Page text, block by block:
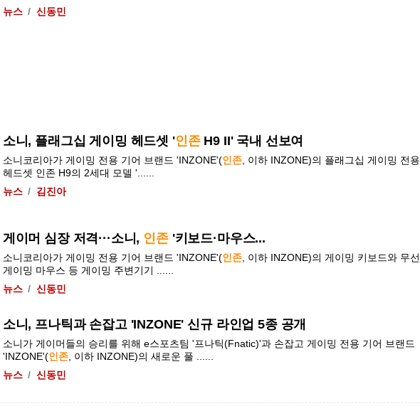
뉴스
신동민
소니, 플래그십 게이밍 헤드셋 '인존H9 II' 국내 선보여
소니코리아가 게이밍 전용 기어 브랜드 'INZONE'(인존, 이하 INZONE)의 플래그십 게이밍 전용
헤드셋 인존 H9의 2세대 모델 '......
뉴스
김진아
게이머 심장 저격···소니, 인존'키보드·마우스...
소니코리아가 게이밍 전용 기어 브랜드 'INZONE'(인존, 이하 INZONE)의 게이밍 키보드와 무선
게이밍 마우스 등 게이밍 주변기기 ......
뉴스
신동민
소니, 프나틱과 손잡고 'INZONE' 신규 라인업 5종 공개
소니가 게이머들의 승리를 위해 e스포츠팀 '프나틱(Fnatic)'과 손잡고 게이밍 전용 기어 브랜드
'INZONE'(인존, 이하 INZONE)의 새로운 풀 ......
뉴스
신동민